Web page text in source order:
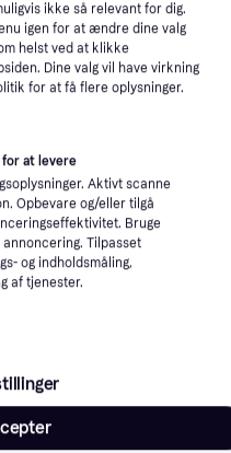
Junghans Medical
Hvid
kr.
ikke så relevant for dig.
igen for at ændre dine valg
helst ved at klikke
Dine valg vil have virkning
for at få flere oplysninger.
at levere
Aktivt scanne
Opbevare og/eller tilgå
Bruge
Tilpasset
og indholdsmåling,
af tjenester.